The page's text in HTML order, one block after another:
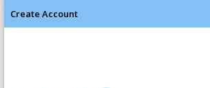
Create Account